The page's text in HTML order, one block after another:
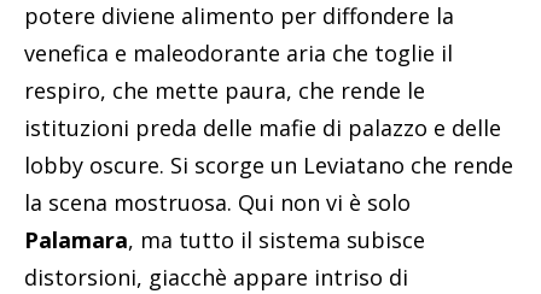
potere diviene alimento per diffondere la
venefica e maleodorante aria che toglie il
respiro, che mette paura, che rende le
istituzioni preda delle mafie di palazzo e delle
lobby oscure. Si scorge un Leviatano che rende
la scena mostruosa. Qui non vi è solo
Palamara, ma tutto il sistema subisce
distorsioni, giacchè appare intriso di